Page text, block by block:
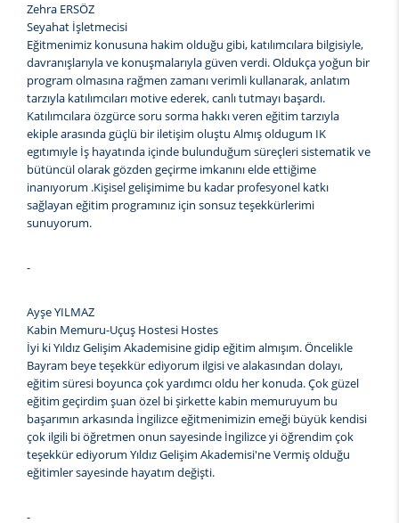
Zehra ERSÖZ
Seyahat İşletmecisi
Eğitmenimiz konusuna hakim olduğu gibi, katılımcılara bilgisiyle,
davranışlarıyla ve konuşmalarıyla güven verdi. Oldukça yoğun bir
program olmasına rağmen zamanı verimli kullanarak, anlatım
tarzıyla katılımcıları motive ederek, canlı tutmayı başardı.
Katılımcılara özgürce soru sorma hakkı veren eğitim tarzıyla
ekiple arasında güçlü bir iletişim oluştu Almış oldugum IK
egıtımıyle İş hayatında içinde bulunduğum süreçleri sistematik ve
bütüncül olarak gözden geçirme imkanını elde ettiğime
inanıyorum .Kişisel gelişimime bu kadar profesyonel katkı
sağlayan eğitim programınız için sonsuz teşekkürlerimi
sunuyorum.
-
Ayşe YILMAZ
Kabin Memuru-Uçuş Hostesi Hostes
İyi ki Yıldız Gelişim Akademisine gidip eğitim almışım. Öncelikle
Bayram beye teşekkür ediyorum ilgisi ve alakasından dolayı,
eğitim süresi boyunca çok yardımcı oldu her konuda. Çok güzel
eğitim geçirdim şuan özel bi şirkette kabin memuruyum bu
başarımın arkasında İngilizce eğitmenimizin emeği büyük kendisi
çok ilgili bi öğretmen onun sayesinde İngilizce yi öğrendim çok
teşekkür ediyorum Yıldız Gelişim Akademisi'ne Vermiş olduğu
eğitimler sayesinde hayatım değişti.
-